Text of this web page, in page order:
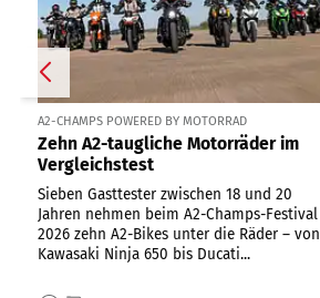
A2-CHAMPS POWERED BY MOTORRAD
Zehn A2-taugliche Motorräder im
Vergleichstest
Sieben Gasttester zwischen 18 und 20
Jahren nehmen beim A2-Champs-Festival
2026 zehn A2-Bikes unter die Räder – von
Kawasaki Ninja 650 bis Ducati...